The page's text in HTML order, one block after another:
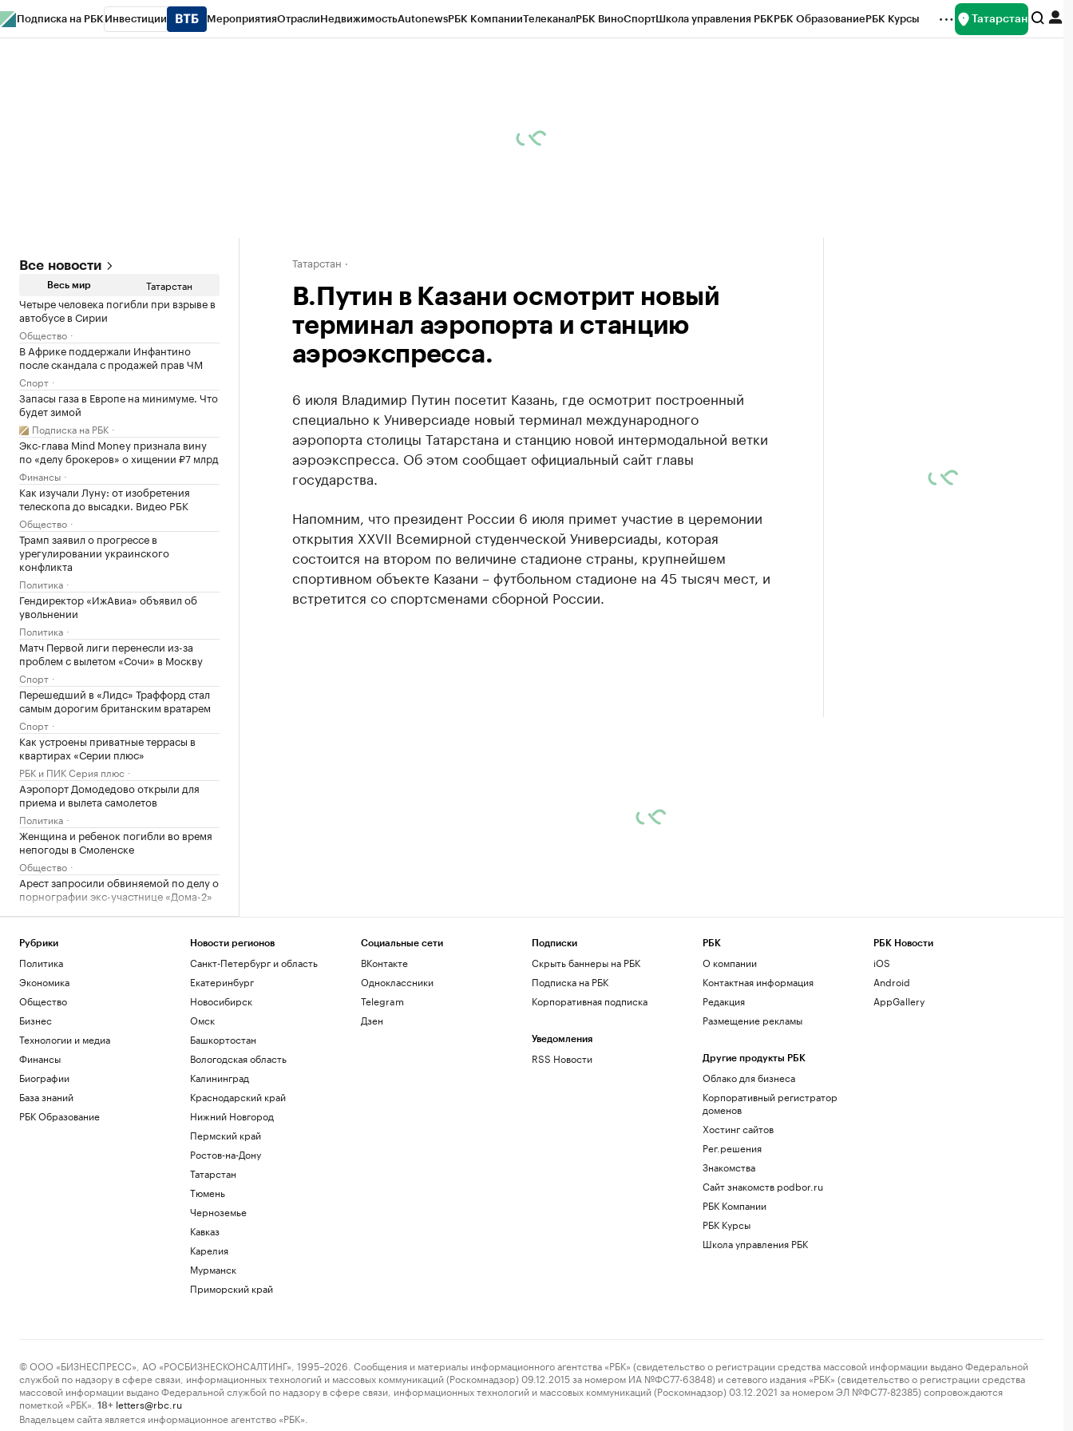
Подписка на РБК Инвестиции МероприятияОтраслиНедвижимостьAutonewsРБК КомпанииТелеканалРБК ВиноСпортШкола управления РБКРБК ОбразованиеРБК Курсы Татарстан
Все новости
Весь мир Татарстан
Четыре человека погибли при взрыве в
автобусе в Сирии
Общество
В Африке поддержали Инфантино
после скандала с продажей прав ЧМ
Спорт
Запасы газа в Европе на минимуме. Что
будет зимой
Подписка на РБК
Экс-глава Mind Money признала вину
по «делу брокеров» о хищении ₽7 млрд
Финансы
Как изучали Луну: от изобретения
телескопа до высадки. Видео РБК
Общество
Трамп заявил о прогрессе в
урегулировании украинского
конфликта
Политика
Гендиректор «ИжАвиа» объявил об
увольнении
Политика
Матч Первой лиги перенесли из-за
проблем с вылетом «Сочи» в Москву
Спорт
Перешедший в «Лидс» Траффорд стал
самым дорогим британским вратарем
Спорт
Как устроены приватные террасы в
квартирах «Серии плюс»
РБК и ПИК Серия плюс
Аэропорт Домодедово открыли для
приема и вылета самолетов
Политика
Женщина и ребенок погибли во время
непогоды в Смоленске
Общество
Арест запросили обвиняемой по делу о
порнографии экс-участнице «Дома-2»
Общество
целей врага» в Ормузском проливе
Политика
Шнайдер обыграла Калинскую и вышла
в четвертый круг турнира в Торонто
Спорт
В горах Казахстана эвакуировали еще
одного туриста из России
Общество
после мощного циклона
Общество
Что такое медленная жизнь и какую
преимущества обучения за рубежом
Сеул счел санкции Британии против
Татарстан
В.Путин в Казани осмотрит новый
терминал аэропорта и станцию
аэроэкспресса.
6 июля Владимир Путин посетит Казань, где осмотрит построенный
специально к Универсиаде новый терминал международного
аэропорта столицы Татарстана и станцию новой интермодальной ветки
аэроэкспресса. Об этом сообщает официальный сайт главы
государства.
Напомним, что президент России 6 июля примет участие в церемонии
открытия XXVII Всемирной студенческой Универсиады, которая
состоится на втором по величине стадионе страны, крупнейшем
спортивном объекте Казани – футбольном стадионе на 45 тысяч мест, и
встретится со спортсменами сборной России.
Рубрики
Политика
Экономика
Общество
Бизнес
Технологии и медиа
Финансы
Биографии
База знаний
РБК Образование
Новости регионов
Санкт-Петербург и область
Екатеринбург
Новосибирск
Омск
Башкортостан
Вологодская область
Калининград
Краснодарский край
Нижний Новгород
Пермский край
Ростов-на-Дону
Татарстан
Тюмень
Черноземье
Кавказ
Карелия
Мурманск
Приморский край
Социальные сети
ВКонтакте
Одноклассники
Telegram
Дзен
Подписки
Скрыть баннеры на РБК
Подписка на РБК
Корпоративная подписка
Уведомления
RSS Новости
РБК
О компании
Контактная информация
Редакция
Размещение рекламы
Другие продукты РБК
Облако для бизнеса
Корпоративный регистратор
доменов
Хостинг сайтов
Рег.решения
Знакомства
Сайт знакомств podbor.ru
РБК Компании
РБК Курсы
Школа управления РБК
РБК Новости
iOS
Android
AppGallery
© ООО «БИЗНЕСПРЕСС», АО «РОСБИЗНЕСКОНСАЛТИНГ», 1995–2026. Сообщения и материалы информационного агентства «РБК» (свидетельство о регистрации средства массовой информации выдано Федеральной
службой по надзору в сфере связи, информационных технологий и массовых коммуникаций (Роскомнадзор) 09.12.2015 за номером ИА №ФС77-63848) и сетевого издания «РБК» (свидетельство о регистрации средства
массовой информации выдано Федеральной службой по надзору в сфере связи, информационных технологий и массовых коммуникаций (Роскомнадзор) 03.12.2021 за номером ЭЛ №ФС77-82385) сопровождаются
пометкой «РБК».
18+ letters@rbc.ru
Владельцем сайта является информационное агентство «РБК».